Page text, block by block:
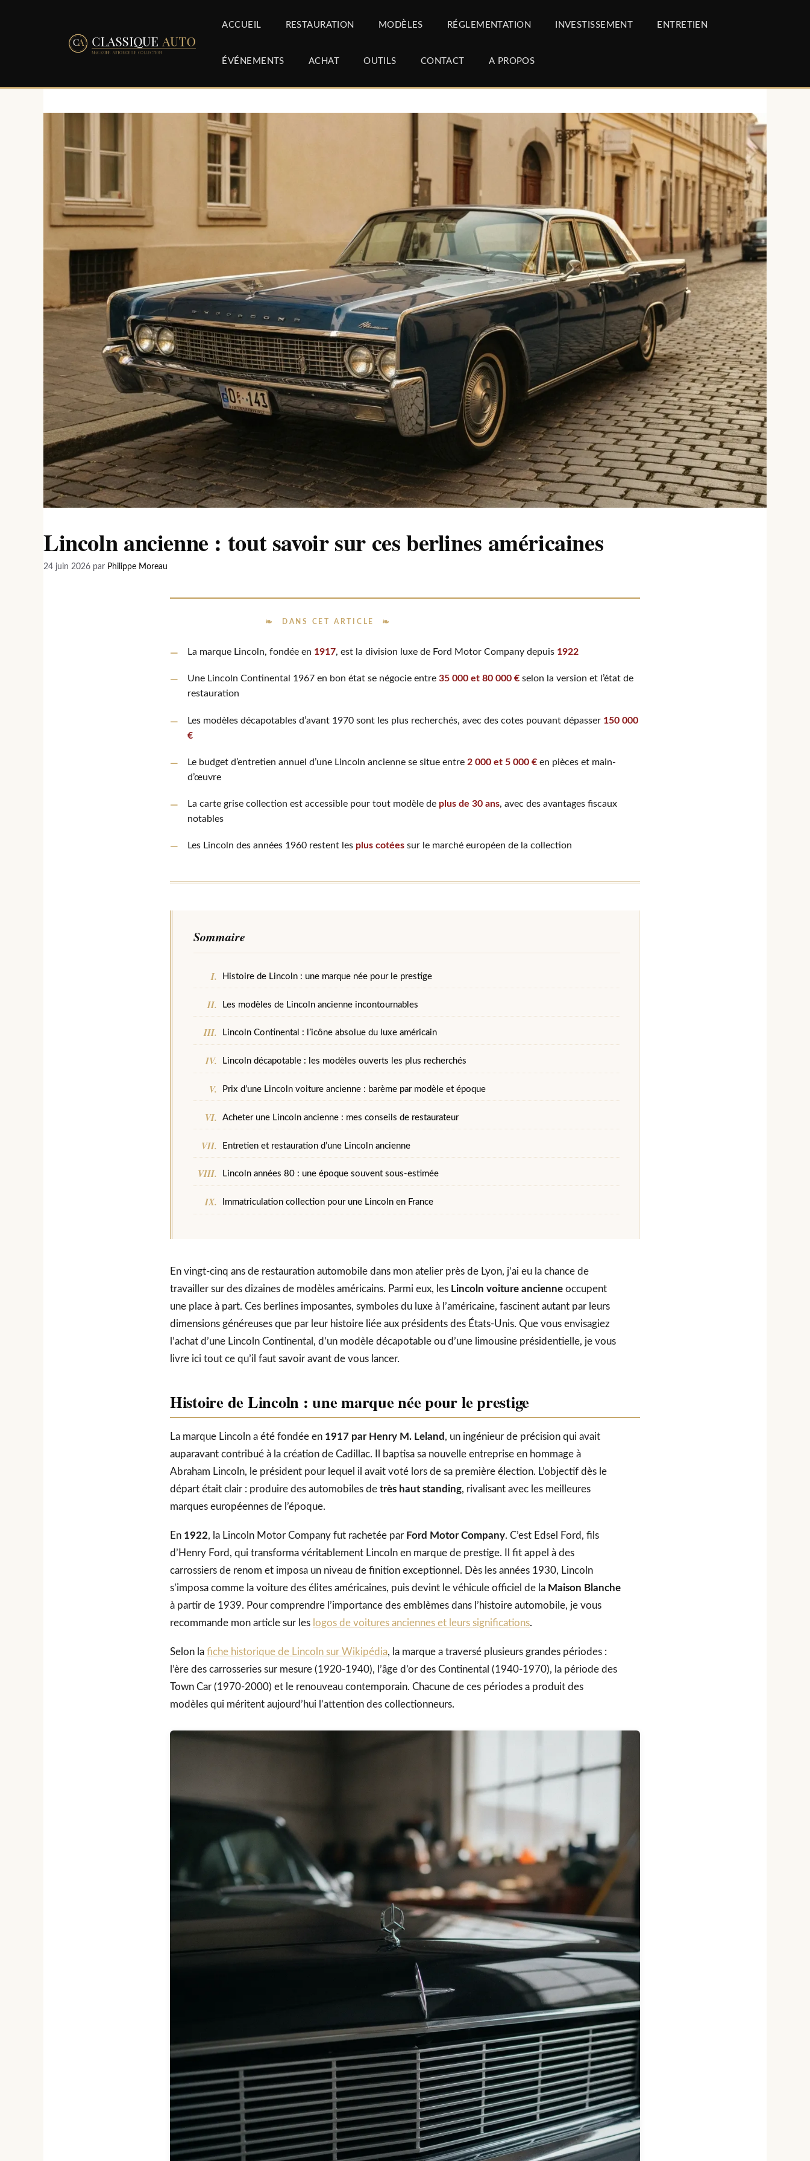
ACCUEIL RESTAURATION MODÈLES RÉGLEMENTATION INVESTISSEMENT ENTRETIEN
ÉVÉNEMENTS ACHAT OUTILS CONTACT A PROPOS
Lincoln ancienne : tout savoir sur ces berlines américaines
24 juin 2026 par Philippe Moreau
DANS CET ARTICLE
La marque Lincoln, fondée en 1917, est la division luxe de Ford Motor Company depuis 1922
Une Lincoln Continental 1967 en bon état se négocie entre 35 000 et 80 000 €selon la version et l’état de
restauration
Les modèles décapotables d’avant 1970 sont les plus recherchés, avec des cotes pouvant dépasser 150 000
€
Le budget d’entretien annuel d’une Lincoln ancienne se situe entre 2 000 et 5 000 €en pièces et main-
d’œuvre
La carte grise collection est accessible pour tout modèle de plus de 30 ans, avec des avantages fiscaux
notables
Les Lincoln des années 1960 restent les plus cotéessur le marché européen de la collection
Sommaire
Histoire de Lincoln : une marque née pour le prestige
Les modèles de Lincoln ancienne incontournables
Lincoln Continental : l’icône absolue du luxe américain
Lincoln décapotable : les modèles ouverts les plus recherchés
Prix d’une Lincoln voiture ancienne : barème par modèle et époque
Acheter une Lincoln ancienne : mes conseils de restaurateur
Entretien et restauration d’une Lincoln ancienne
Lincoln années 80 : une époque souvent sous-estimée
Immatriculation collection pour une Lincoln en France
En vingt-cinq ans de restauration automobile dans mon atelier près de Lyon, j’ai eu la chance de
travailler sur des dizaines de modèles américains. Parmi eux, les Lincoln voiture ancienne occupent
une place à part. Ces berlines imposantes, symboles du luxe à l’américaine, fascinent autant par leurs
dimensions généreuses que par leur histoire liée aux présidents des États-Unis. Que vous envisagiez
l’achat d’une Lincoln Continental, d’un modèle décapotable ou d’une limousine présidentielle, je vous
livre ici tout ce qu’il faut savoir avant de vous lancer.
Histoire de Lincoln : une marque née pour le prestige
La marque Lincoln a été fondée en 1917 par Henry M. Leland , un ingénieur de précision qui avait
auparavant contribué à la création de Cadillac. Il baptisa sa nouvelle entreprise en hommage à
Abraham Lincoln, le président pour lequel il avait voté lors de sa première élection. L’objectif dès le
départ était clair : produire des automobiles de très haut standing, rivalisant avec les meilleures
marques européennes de l’époque.
En 1922, la Lincoln Motor Company fut rachetée par Ford Motor Company. C’est Edsel Ford, fils
d’Henry Ford, qui transforma véritablement Lincoln en marque de prestige. Il fit appel à des
carrossiers de renom et imposa un niveau de finition exceptionnel. Dès les années 1930, Lincoln
s’imposa comme la voiture des élites américaines, puis devint le véhicule officiel de la Maison Blanche
à partir de 1939. Pour comprendre l’importance des emblèmes dans l’histoire automobile, je vous
recommande mon article sur les logos de voitures anciennes et leurs significations.
Selon la fiche historique de Lincoln sur Wikipédia, la marque a traversé plusieurs grandes périodes :
l’ère des carrosseries sur mesure (1920-1940), l’âge d’or des Continental (1940-1970), la période des
Town Car (1970-2000) et le renouveau contemporain. Chacune de ces périodes a produit des
modèles qui méritent aujourd’hui l’attention des collectionneurs.